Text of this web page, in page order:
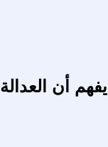
أن العدالة